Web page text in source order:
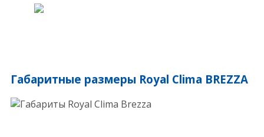
Габаритные размеры Royal Clima BREZZA